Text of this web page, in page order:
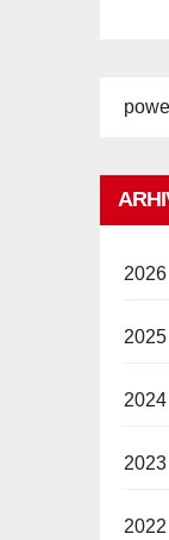
2026
2025
2024
2023
2022